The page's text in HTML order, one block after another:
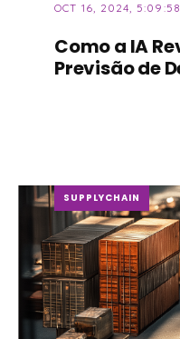
OCT 16, 2024,
Como a IA
Previsão de
SUPPLYCHAIN